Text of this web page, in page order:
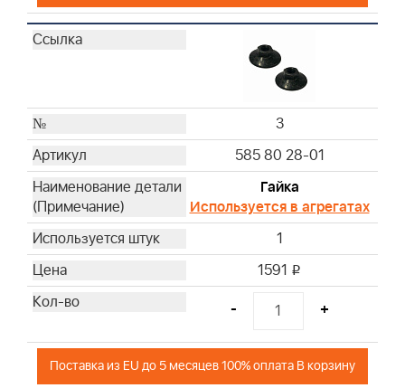
3
585 80 28-01
Гайка
Используется в агрегатах
1
1591 i
- +
Поставка из EU до 5 месяцев 100% оплата В корзину